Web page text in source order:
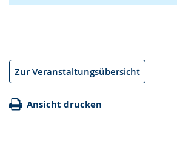
Zur Veranstaltungsübersicht
Ansicht drucken